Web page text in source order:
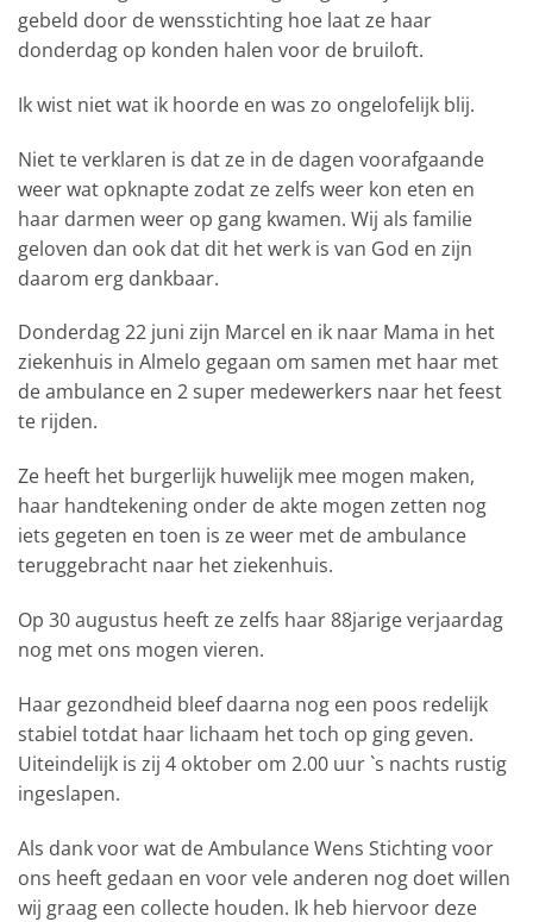
gebeld door de wensstichting hoe laat ze haar
donderdag op konden halen voor de bruiloft.
Ik wist niet wat ik hoorde en was zo ongelofelijk blij.
Niet te verklaren is dat ze in de dagen voorafgaande
weer wat opknapte zodat ze zelfs weer kon eten en
haar darmen weer op gang kwamen. Wij als familie
geloven dan ook dat dit het werk is van God en zijn
daarom erg dankbaar.
Donderdag 22 juni zijn Marcel en ik naar Mama in het
ziekenhuis in Almelo gegaan om samen met haar met
de ambulance en 2 super medewerkers naar het feest
te rijden.
Ze heeft het burgerlijk huwelijk mee mogen maken,
haar handtekening onder de akte mogen zetten nog
iets gegeten en toen is ze weer met de ambulance
teruggebracht naar het ziekenhuis.
Op 30 augustus heeft ze zelfs haar 88jarige verjaardag
nog met ons mogen vieren.
Haar gezondheid bleef daarna nog een poos redelijk
stabiel totdat haar lichaam het toch op ging geven.
Uiteindelijk is zij 4 oktober om 2.00 uur `s nachts rustig
ingeslapen.
Als dank voor wat de Ambulance Wens Stichting voor
ons heeft gedaan en voor vele anderen nog doet willen
wij graag een collecte houden. Ik heb hiervoor deze